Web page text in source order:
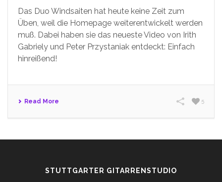
Das Duo Windsaiten hat heute keine Zeit zum
Üben, weil die Homepage weiterentwickelt werden
muß. Dabei haben sie das neueste Video von Irith
Gabriely und Peter Przystaniak entdeckt: Einfach
hinreißend!
Read More 5
STUTTGARTER GITARRENSTUDIO